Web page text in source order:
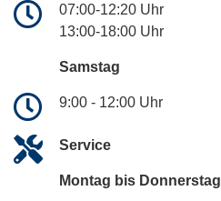
07:00-12:20 Uhr
13:00-18:00 Uhr
Samstag
9:00 - 12:00 Uhr
Service
Montag bis Donnerstag